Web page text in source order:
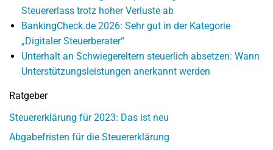
Steuererlass trotz hoher Verluste ab
BankingCheck.de 2026: Sehr gut in der Kategorie
„Digitaler Steuerberater“
Unterhalt an Schwiegereltern steuerlich absetzen: Wann
Unterstützungsleistungen anerkannt werden
Ratgeber
Steuererklärung für 2023: Das ist neu
Abgabefristen für die Steuererklärung